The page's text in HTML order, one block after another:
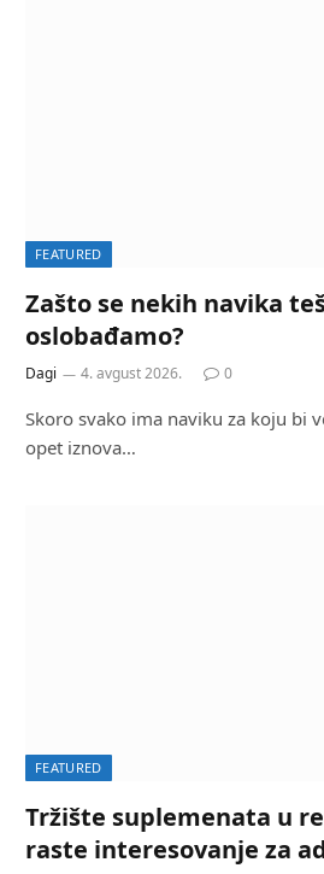
FEATURED
Zašto se nekih navika
oslobađamo?
Dagi 4. avgust 2026. 0
Skoro svako ima naviku za koju bi
opet iznova…
FEATURED
Tržište suplemenata u
raste interesovanje za